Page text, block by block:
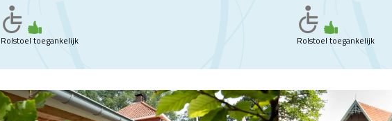
Rolstoel toegankelijk Rolstoel toegankelijk